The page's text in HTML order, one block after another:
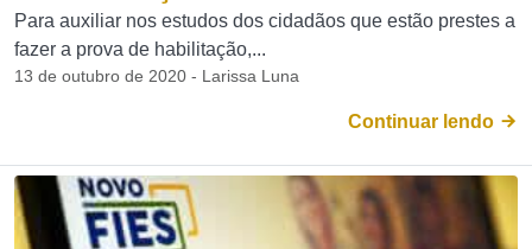
Para auxiliar nos estudos dos cidadãos que estão prestes a
fazer a prova de habilitação,...
13 de outubro de 2020 - Larissa Luna
Continuar lendo